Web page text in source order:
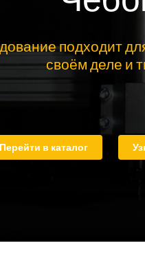
подходит
своём деле и
Перейти в каталог